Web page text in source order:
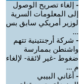
- إلغاء تصريح الوصول
إلى المعلومات السرية
لوزير أمريكي سابق بس
...
- شركة أرجنتينية تتهم
واشنطن بممارسة
ضغوط -غير لائقة- لإلغاء
م ...
- أغاني البيبي